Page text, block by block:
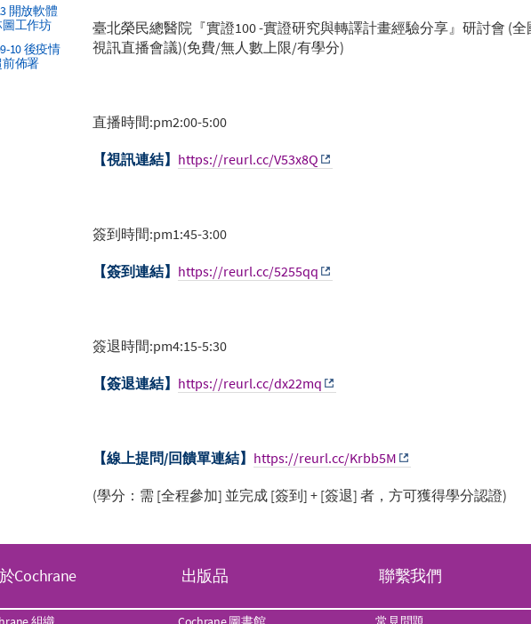
臺北榮民總醫院『實證100 -實證研究與轉譯計畫經驗分享』研討會 (全
視訊直播會議)(免費/無人數上限/有學分)
直播時間:pm2:00-5:00
【視訊連結】 https://reurl.cc/V53x8Q
簽到時間:pm1:45-3:00
【簽到連結】 https://reurl.cc/5255qq
簽退時間:pm4:15-5:30
【簽退連結】 https://reurl.cc/dx22mq
【線上提問/回饋單連結】 https://reurl.cc/Krbb5M
(學分：需 [全程參加] 並完成 [簽到] + [簽退] 者，方可獲得學分認證)
開放軟體
工作坊
10 後疫情
佈署
Cochrane 出版品 聯繫我們